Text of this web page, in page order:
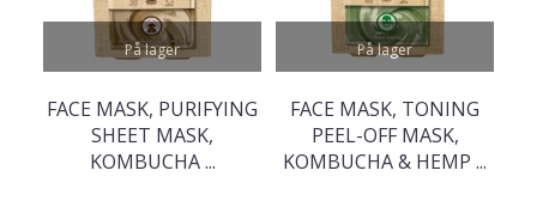
På lager
FACE MASK, PURIFYING
SHEET MASK,
KOMBUCHA ...
På lager
FACE MASK, TONING
PEEL-OFF MASK,
KOMBUCHA & HEMP ...